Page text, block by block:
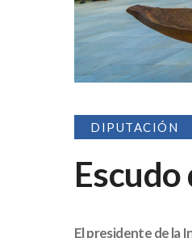
DIPUTACIÓN
Escudo
El presidente de la